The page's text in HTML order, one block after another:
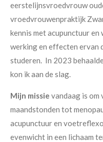
eerstelijnsvroedvrouw
vroedvrouwenpraktijk
kennis met acupunctuur
werking en effecten ervan
studeren. In 2023
kon ik aan de slag.
Mijn missie vandaag is om
maandstonden tot
acupunctuur en
evenwicht in een lichaam